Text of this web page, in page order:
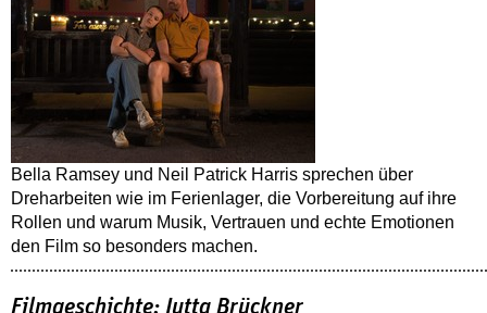
Bella Ramsey und Neil Patrick Harris sprechen über
Dreharbeiten wie im Ferienlager, die Vorbereitung auf ihre
Rollen und warum Musik, Vertrauen und echte Emotionen
den Film so besonders machen.
Filmgeschichte: Jutta Brückner